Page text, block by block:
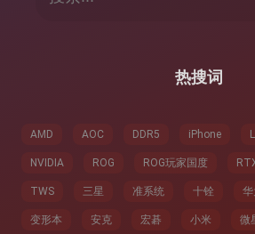
热搜词
AMD AOC DDR5 iPhone
NVIDIA ROG ROG玩家国度
TWS 三星 准系统 十铨 华
变形本 安克 宏碁 小米 微